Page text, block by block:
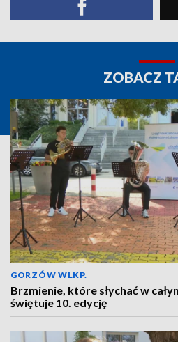
ZOBACZ
GORZÓW WLKP.
Brzmienie, które słychać w
świętuje 10. edycję